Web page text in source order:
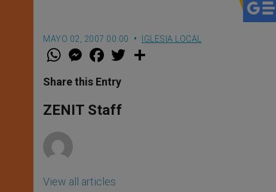
MAYO 02, 2007 00:00 IGLESIA LOCAL
W
t
s
p
p
M
e
s
e
g
e
F
a
e
b
o
k
w
Share this Entry
ZENIT Staff
View all articles